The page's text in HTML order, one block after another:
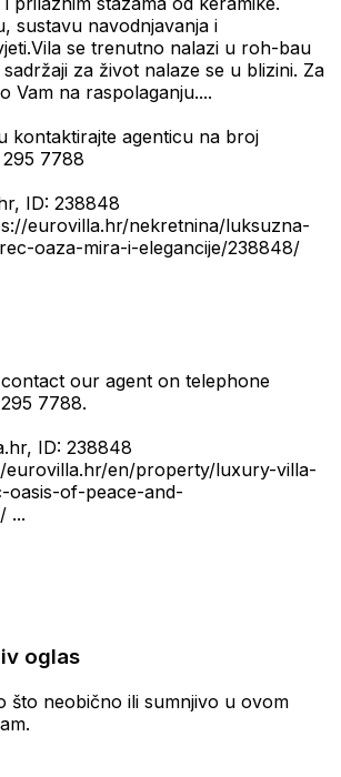
sustavu navodnjavanja i
se trenutno nalazi u roh-bau
za život nalaze se u blizini. Za
Vam na raspolaganju....
kontaktirajte agenticu na broj
7788
ID: 238848
eurovilla.hr/nekretnina/luksuzna-
oaza-mira-i-elegancije/238848/
our agent on telephone
7788.
ID: 238848
eurovilla.hr/en/property/luxury-villa-
oasis-of-peace-and-
...
oglas
što neobično ili sumnjivo u ovom